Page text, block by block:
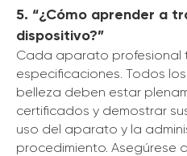
5. “¿Cómo aprender a
dispositivo?”
Cada aparato profesional
especificaciones. Todos
belleza deben estar
certificados y demostrar
uso del aparato y la
procedimiento. Asegúrese